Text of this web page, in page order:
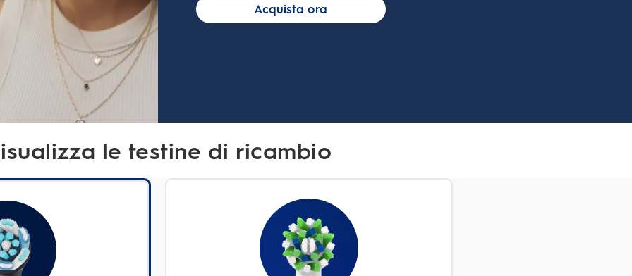
Acquista ora
le testine di ricambio